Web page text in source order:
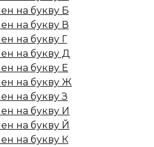
на букву Б
на букву В
на букву Г
на букву Д
на букву Е
на букву Ж
на букву З
на букву И
на букву Й
на букву К